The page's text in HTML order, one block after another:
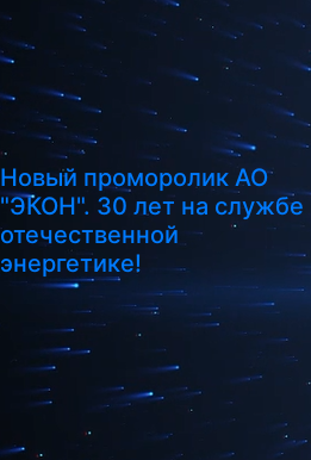
Новый проморолик АО
"ЭКОН". 30 лет на службе
отечественной
энергетике!